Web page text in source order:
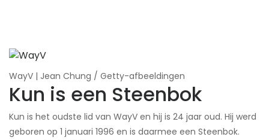
WayV | Jean Chung / Getty-afbeeldingen
Kun is een Steenbok
Kun is het oudste lid van WayV en hij is 24 jaar oud. Hij werd
geboren op 1 januari 1996 en is daarmee een Steenbok.